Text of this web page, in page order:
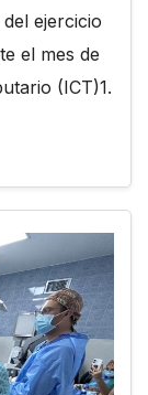
ejercicio
el mes de
(ICT)1.